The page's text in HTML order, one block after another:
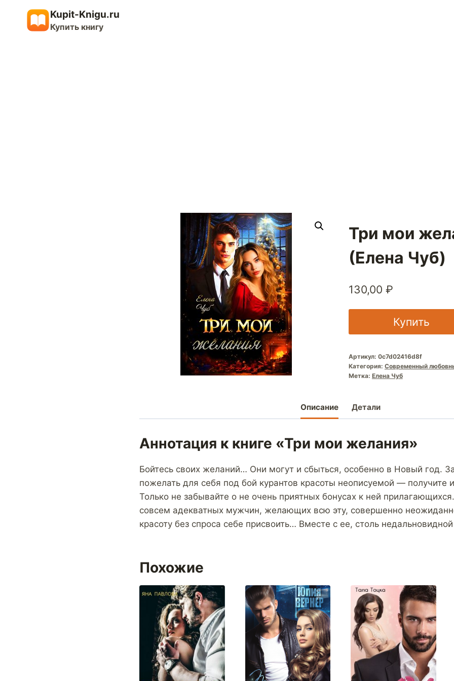
содержимому
Kupit-Knigu.ru
Купить книгу
Три мои
(Елена Чуб)
130,00 ₽
Купить
Артикул: 0c7d02416d8f
Категория: Современный
Метка: Елена Чуб
Описание Детали
Аннотация к книге «Три мои желания»
Бойтесь своих желаний… Они могут и сбыться, особенно в Новый год.
пожелать для себя под бой курантов красоты неописуемой — получите
Только не забывайте о не очень приятных бонусах к ней
совсем адекватных мужчин, желающих всю эту, совершенно
красоту без спроса себе присвоить… Вместе с ее, столь
Похожие